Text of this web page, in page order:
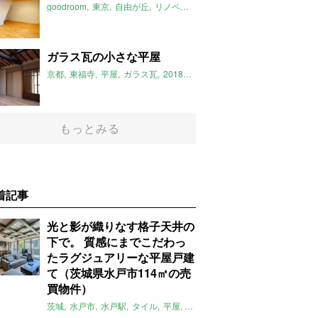
goodroom 東京 自由が丘 リノベーション
ガラス瓦の小さな平屋
京都 東福寺 平屋 ガラス瓦 2018年4月のおすすめ
もっとみる
記事
光と影が織りなす格子天井の
下で。 質感にまでこだわっ
たラグジュアリーな平屋戸建
て（茨城県水戸市114㎡の売
買物件）
茨城 水戸市 水戸駅 タイル 平屋 一軒家